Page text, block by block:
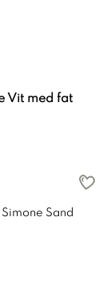
Vit med fat